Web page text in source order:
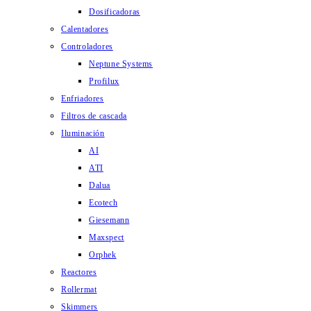
Dosificadoras
Calentadores
Controladores
Neptune Systems
Profilux
Enfriadores
Filtros de cascada
Iluminación
AI
ATI
Dalua
Ecotech
Giesemann
Maxspect
Orphek
Reactores
Rollermat
Skimmers